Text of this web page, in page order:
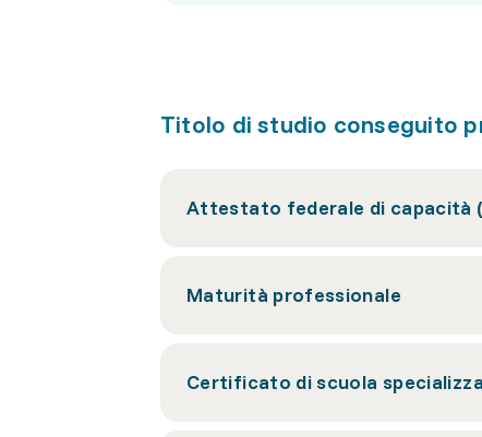
Titolo di studio conseguito
Attestato federale di capacità
Maturità professionale
Certificato di scuola